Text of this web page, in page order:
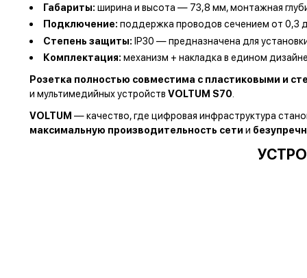
Габариты: ширина и высота — 73,8 мм, монтажная
Подключение:поддержка проводов сечением от 0,3
Степень защиты:IP30 — предназначена для
Комплектация:механизм + накладка в едином
Розетка полностью совместима с пластиковыми и
и мультимедийных устройств VOLTUM S70
VOLTUM — качество, где цифровая инфраструктура
максимальную производительность сети и